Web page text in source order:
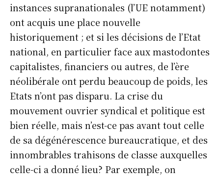
instances supranationales (l’UE notamment)
ont acquis une place nouvelle
historiquement ; et si les décisions de l’Etat
national, en particulier face aux mastodontes
capitalistes, financiers ou autres, de l’ère
néolibérale ont perdu beaucoup de poids, les
Etats n’ont pas disparu. La crise du
mouvement ouvrier syndical et politique est
bien réelle, mais n’est-ce pas avant tout celle
de sa dégénérescence bureaucratique, et des
innombrables trahisons de classe auxquelles
celle-ci a donné lieu? Par exemple, on